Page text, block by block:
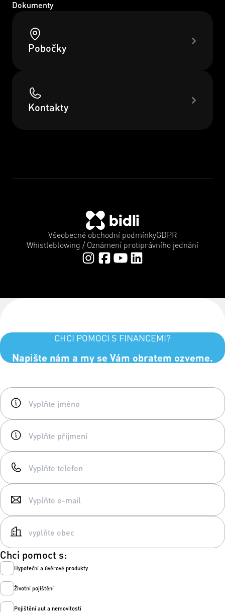
Dokumenty
Pobočky
Kontakty
Všeobecné obchodní podmínkyGDPR
Whistleblowing / Oznámení protiprávního jednání
CHCI POMOCI S FINANCEMI?
Napište nám a my se Vám obratem ozveme.
Chci pomoct s:
Hypoteční a úvěrové produkty
Životní pojištění
Pojištění aut a nemovitostí